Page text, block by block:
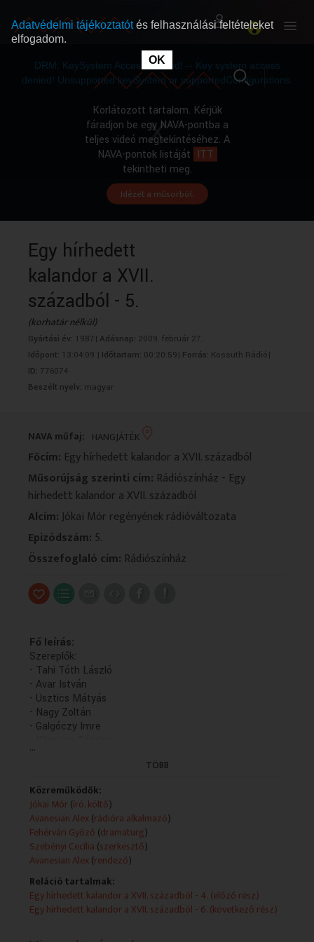
RÓLUNK
RÓLUNK
DRM: KeySystem Access Denied! -- Key system access
denied! Unsupported keySystem or supportedConfigurations.
Korlátozott tartalom. Kérjük
fáradjon be egy NAVA-pontba a
teljes videó megtekintéséhez. A
NAVA-pontok listáját ITT
tekintheti meg.
Idézet a műsorból.
Egy hírhedett
kalandor a XVII.
századból - 5.
(korhatár nélkül)
Gyártási év: 1987| Adásnap: 2009. február 27.
Időpont: 13:04:09 | Időtartam: 00:20:59| Forrás: Kossuth Rádió|
ID: 776074
Beszélt nyelv: magyar
NAVA műfaj: HANGJÁTÉK
Főcím: Egy hírhedett kalandor a XVII. századból
Műsorújság szerinti cím: Rádiószínház - Egy
hírhedett kalandor a XVII. századból
Alcím:Jókai Mór regényének rádióváltozata
Epizódszám: 5.
Összefoglaló cím: Rádiószínház
Fő leírás:
Szereplők:
- Tahi Tóth László
- Avar István
- Usztics Mátyás
- Nagy Zoltán
- Galgóczy Imre
- Papp Ágnes
Műsorszolgáltatói ismertető:
(5.rész)
Jókai Mór regényét rádióra alkalmazta és rendezte:
Avanesian Alex
A szereposztásból:
A kalandor - Tahi Tóth László, A fejedelem - Avar
További szereplők: Galgóczy Imre, Kömives Sándor,
Papp Ágnes és Suka Sándor
Zenei munkatárs: Szendrői Sándor
...
TÖBB
Közreműködők:
Jókai Mór(író, költő)
Avanesian Alex(rádióra alkalmazó)
Fehérvári Győző (dramaturg)
Szebényi Cecília (szerkesztő)
Avanesian Alex(rendező)
Reláció tartalmak:
Egy hírhedett kalandor a XVII. századból - 4. (előző rész)
Egy hírhedett kalandor a XVII. századból - 6. (következő rész)
Adatvédelmi tájékoztatótés felhasználási feltételeket
elfogadom.
OK